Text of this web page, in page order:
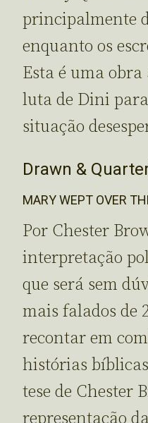
principalmente
enquanto os
Esta é uma
luta de Dini
situação
Drawn &
MARY WEPT OVER
Por Chester
interpretação
que será sem
mais falados de
recontar em
histórias
tese de Chester
representação